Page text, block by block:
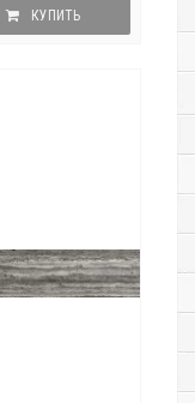
КУПИТЬ